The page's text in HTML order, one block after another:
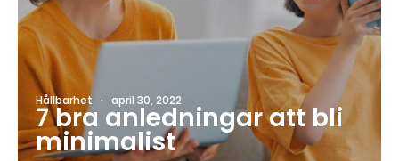
Hållbarhet · april 30, 2022
7 bra anledningar att bli
minimalist